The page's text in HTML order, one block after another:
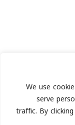
We use
serve
traffic. By